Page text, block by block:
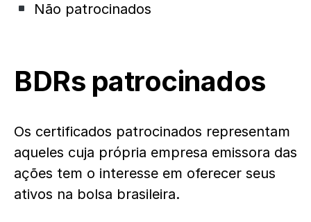
Não patrocinados
BDRs patrocinados
Os certificados patrocinados representam
aqueles cuja própria empresa emissora das
ações tem o interesse em oferecer seus
ativos na bolsa brasileira.